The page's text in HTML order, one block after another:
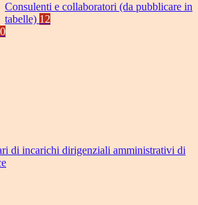
Consulenti e collaboratori (da pubblicare in
tabelle) 12
di incarichi dirigenziali amministrativi di